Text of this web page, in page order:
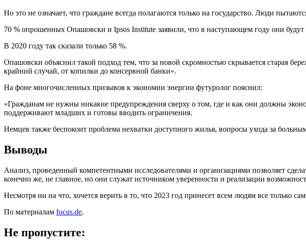
Но это не означает, что граждане всегда полагаются только на государство. Люди
70 % опрошенных Опашовски и Ipsos Institute заявили, что в наступающем году они
В 2020 году так сказали только 58 %.
Опашовски объяснил такой подход тем, что за новой скромностью скрывается старая
крайний случай, от копилки до консервной банки».
На фоне многочисленных призывов к экономии энергии футуролог пояснил:
«Гражданам не нужны никакие предупреждения сверху о том, где и как они должны
поддерживают младших и готовы вводить ограничения.
Немцев также беспокоит проблема нехватки доступного жилья, вопросы ухода за
Выводы
Анализ, проведенный компетентными исследователями и организациями позволяет
конечно же, не главное, но они служат источником уверенности и реализации
Несмотря ни на что, хочется верить в то, что 2023 год принесет всем людям все только
По материалам focus.de.
Не пропустите: